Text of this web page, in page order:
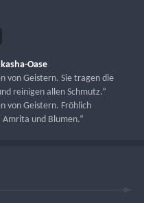
Oase
von Geistern. Sie tragen die
reinigen allen Schmutz.“
von Geistern. Fröhlich
und Blumen.“